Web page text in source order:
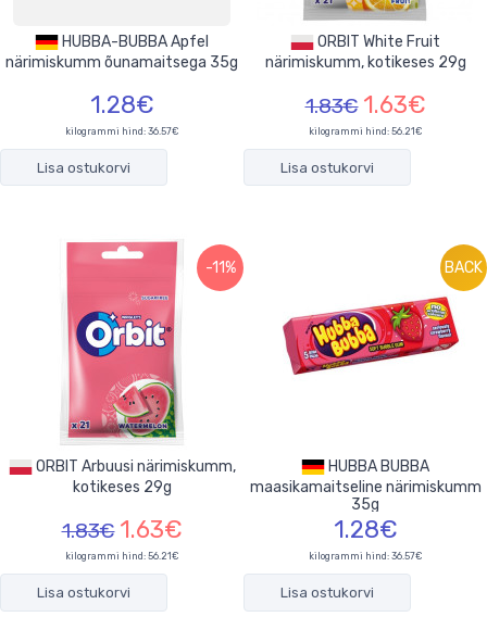
närimiskumm õunamaitsega 35g
1.28€
kilogrammi hind: 36.57€
Lisa ostukorvi
närimiskumm, kotikeses 29g
1.83€ 1.63€
kilogrammi hind: 56.21€
Lisa ostukorvi
-11%
ORBIT Arbuusi närimiskumm,
kotikeses 29g
1.83€ 1.63€
kilogrammi hind: 56.21€
Lisa ostukorvi
BACK
maasikamaitseline närimiskumm
35g
1.28€
kilogrammi hind: 36.57€
Lisa ostukorvi